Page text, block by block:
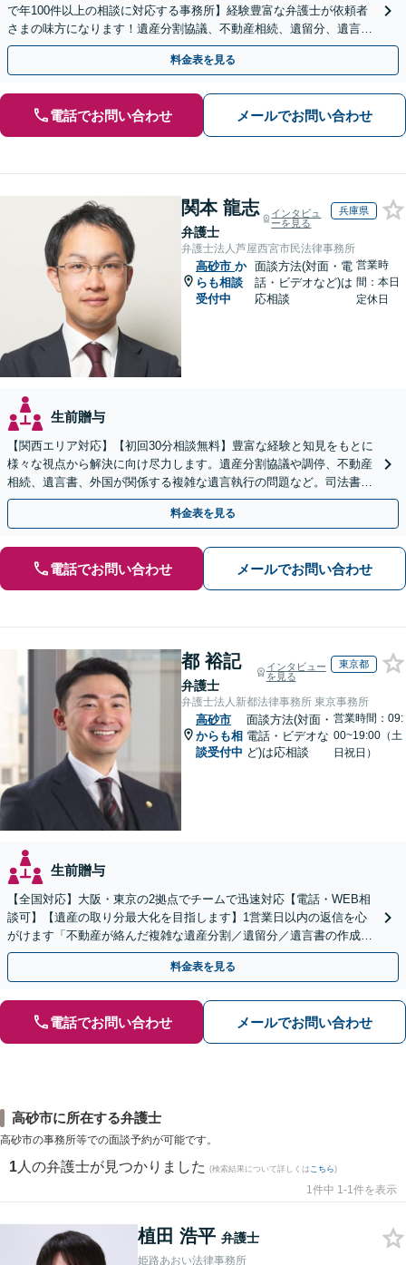
で年100件以上の相談に対応する事務所】経験豊富な弁護士が依頼者
さまの味方になります！遺産分割協議、不動産相続、遺留分、遺言書
の作成など【烏丸御池駅7分】
料金表を見る
電話でお問い合わせ メールでお問い合わせ
関本 龍志
弁護士
インタビュ
ーを見る
兵庫県
弁護士法人芦屋西宮市民法律事務所
高砂市 か
らも相談
受付中
面談方法(対面・電
話・ビデオなど)は
応相談
営業時
間：本日
定休日
生前贈与
【関西エリア対応】【初回30分相談無料】豊富な経験と知見をもとに
様々な視点から解決に向け尽力します。遺産分割協議や調停、不動産
相続、遺言書、外国が関係する複雑な遺言執行の問題など。司法書士
や税理士とも連携し、円滑な解決を【オンライン面談可】
料金表を見る
電話でお問い合わせ メールでお問い合わせ
都 裕記
弁護士
インタビュー
を見る
東京都
弁護士法人新都法律事務所 東京事務所
高砂市
からも相
談受付中
面談方法(対面・
電話・ビデオな
ど)は応相談
営業時間：09:
00~19:00（土
日祝日）
生前贈与
【全国対応】大阪・東京の2拠点でチームで迅速対応【電話・WEB相
談可】【遺産の取り分最大化を目指します】1営業日以内の返信を心
がけます「不動産が絡んだ複雑な遺産分割／遺留分／遺言書の作成・
執行／事業承継など、お任せください」【休日相談あり】
料金表を見る
電話でお問い合わせ メールでお問い合わせ
高砂市に所在する弁護士
高砂市の事務所等での面談予約が可能です。
1 人の弁護士が見つかりました (検索結果について詳しくは こちら)
1件中 1-1件を表示
植田 浩平 弁護士
姫路あおい法律事務所